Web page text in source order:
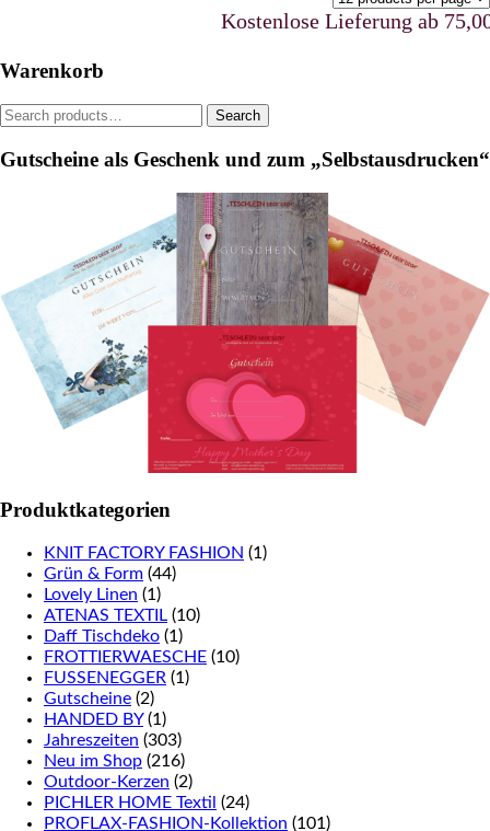
the
page
Kostenlose Lieferung ab 75,00
Warenkorb
Search
Search
Gutscheine als Geschenk und zum „Selbstausdrucken“
Produktkategorien
KNIT FACTORY FASHION (1)
Grün & Form (44)
Lovely Linen (1)
ATENAS TEXTIL (10)
Daff Tischdeko (1)
FROTTIERWAESCHE (10)
FUSSENEGGER (1)
Gutscheine (2)
HANDED BY (1)
Jahreszeiten (303)
Neu im Shop (216)
Outdoor-Kerzen (2)
PICHLER HOME Textil (24)
PROFLAX-FASHION-Kollektion (101)